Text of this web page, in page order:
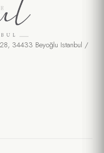
34433 Beyoğlu Istanbul /